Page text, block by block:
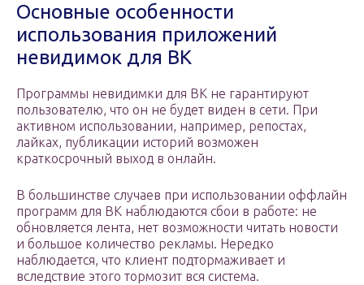
Основные особенности
использования приложений
невидимок для ВК
Программы невидимки для ВК не гарантируют
пользователю, что он не будет виден в сети. При
активном использовании, например, репостах,
лайках, публикации историй возможен
краткосрочный выход в онлайн.
В большинстве случаев при использовании оффлайн
программ для ВК наблюдаются сбои в работе: не
обновляется лента, нет возможности читать новости
и большое количество рекламы. Нередко
наблюдается, что клиент подтормаживает и
вследствие этого тормозит вся система.